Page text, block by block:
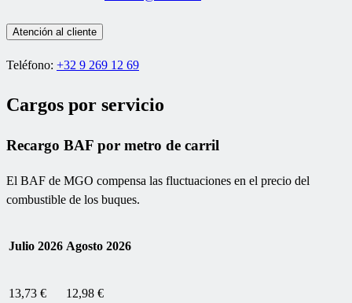
Atención al cliente
Teléfono: +32 9 269 12 69
Cargos por servicio
Recargo BAF por metro de carril
El BAF de MGO compensa las fluctuaciones en el precio del
combustible de los buques.
Julio 2026 Agosto 2026
13,73 € 12,98 €